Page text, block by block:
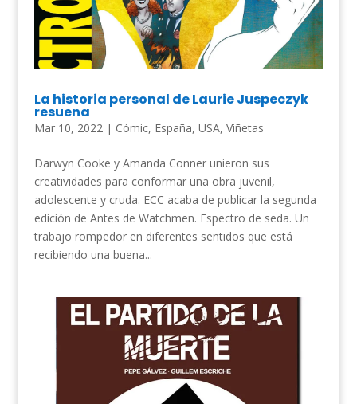
La historia personal de Laurie Juspeczyk
resuena
Mar 10, 2022 | Cómic, España, USA, Viñetas
Darwyn Cooke y Amanda Conner unieron sus
creatividades para conformar una obra juvenil,
adolescente y cruda. ECC acaba de publicar la segunda
edición de Antes de Watchmen. Espectro de seda. Un
trabajo rompedor en diferentes sentidos que está
recibiendo una buena...